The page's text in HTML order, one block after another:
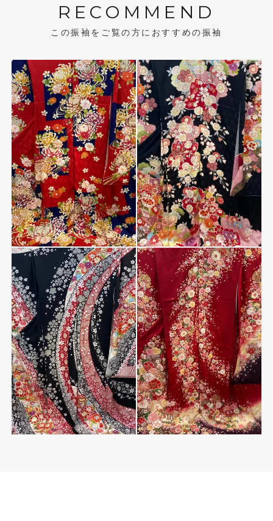
RECOMMEND
この振袖をご覧の方におすすめの振袖